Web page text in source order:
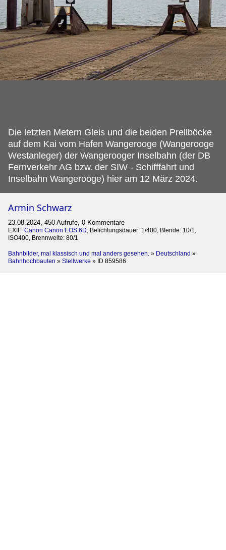
Die letzten Metern Gleis und die beiden Prellböcke
auf dem Kai vom Hafen Wangerooge (Wangerooge
Westanleger) der Wangerooger Inselbahn (der DB
Fernverkehr AG bzw. der SIW - Schifffahrt und
Inselbahn Wangerooge) hier am 12 März 2024.
Armin Schwarz
23.08.2024, 450 Aufrufe, 0 Kommentare
EXIF: Canon Canon EOS 6D, Belichtungsdauer: 1/400, Blende: 10/1,
ISO400, Brennweite: 80/1
Bahnbilder, mal klassisch und mal anders gesehen. » Deutschland »
Bahnhochbauten » Stellwerke » ID 859586